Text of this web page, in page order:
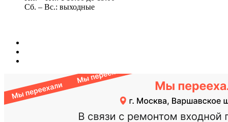
Сб. – Вс.: выходные